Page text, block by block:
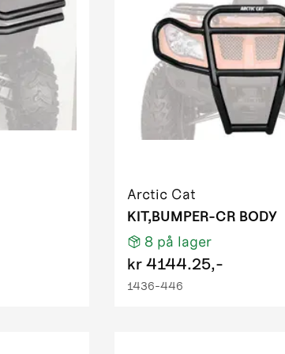
2011 550 H1 TRV PS EFT T3
2011 550 PS EFT IPM tungsten metallic
2011 550 TRV EFT LC IPM black 01
2011 550 TRV PS EFT cooper
2011 700 Diesel EFT green
2011 700 H1 FIS PS EFT T3 DESERT RED
2011 700 H1 FIS PS EFT T3 red
2011 700 PS EFT IPM desert red
2011 700 TRV PS EFT green metallic
2011 700 TRV RED light
2011 XC 450 EFT IPM black
Arctic Cat
KIT,BUMPER-CR BODY
8 på lager
kr4144.25,-
1436-446